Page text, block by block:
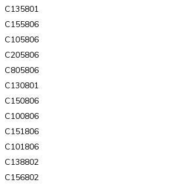
C135801
C155806
C105806
C205806
C805806
C130801
C150806
C100806
C151806
C101806
C138802
C156802